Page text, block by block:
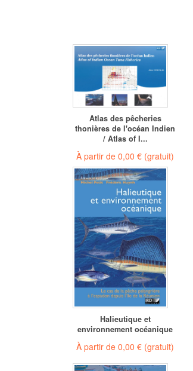
Atlas des pêcheries
thonières de l'océan Indien
/ Atlas of I...
À partir de0,00 € (gratuit)
Halieutique et
environnement océanique
À partir de0,00 € (gratuit)